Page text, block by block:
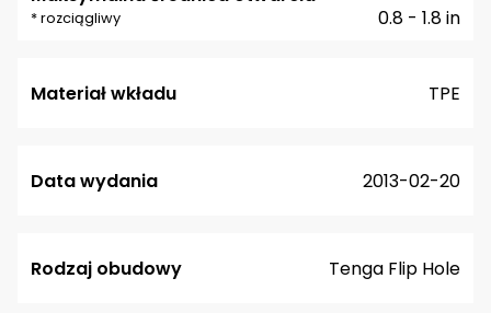
* rozciągliwy 0.8 - 1.8 in
Materiał wkładu TPE
Data wydania 2013-02-20
Rodzaj obudowy Tenga Flip Hole